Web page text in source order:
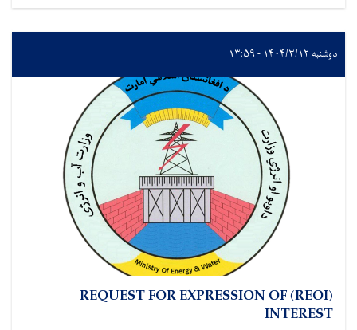
دوشنبه ۱۴۰۴/۳/۱۲ - ۱۳:۵۹
(REOI) REQUEST FOR EXPRESSION OF
INTEREST